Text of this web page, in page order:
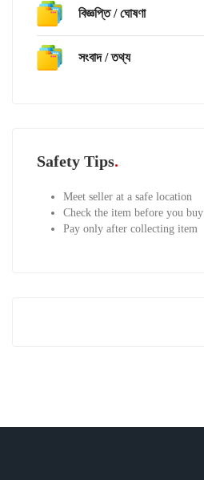
বিজ্ঞপ্তি / ঘোষণা
সংবাদ / তথ্য
Safety Tips
Meet seller at a safe location
Check the item before you buy
Pay only after collecting item